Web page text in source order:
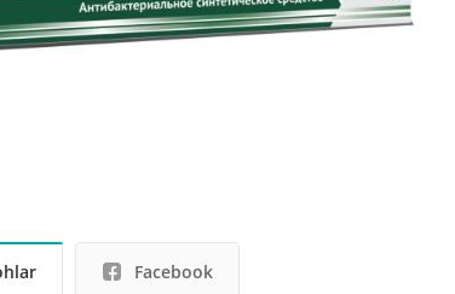
Facebook